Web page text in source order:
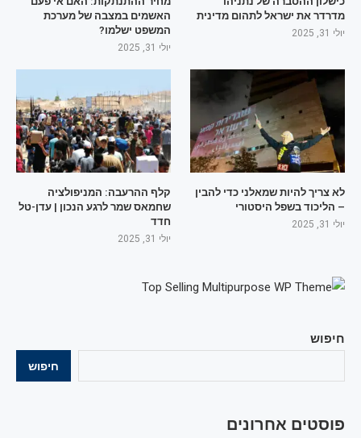
חיפוש
חיפוש
פוסטים אחרונים
מדרדר את ישראל לתהום מדינית
יולי 31, 2025
האשמים במצבה של מערכת
המשפט ישלמו?
יולי 31, 2025
לא צריך להיות שמאלני כדי להבין
– הליכוד בשפל היסטורי
יולי 31, 2025
קלף ההרעבה: המניפולציה
שחמאס שמר לרגע הנכון | עדן-טל
חדד
יולי 31, 2025